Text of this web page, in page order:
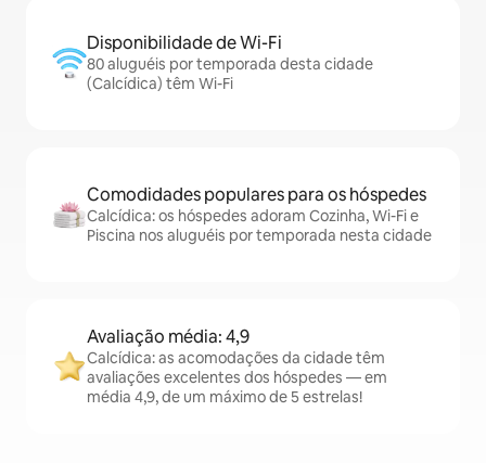
Disponibilidade de Wi-Fi
80 aluguéis por temporada desta cidade
(Calcídica) têm Wi-Fi
Comodidades populares para os hóspedes
Calcídica: os hóspedes adoram Cozinha, Wi-Fi e
Piscina nos aluguéis por temporada nesta cidade
Avaliação média: 4,9
Calcídica: as acomodações da cidade têm
avaliações excelentes dos hóspedes — em
média 4,9, de um máximo de 5 estrelas!